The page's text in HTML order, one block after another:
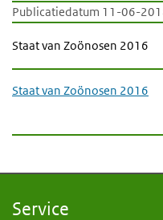
Publicatiedatum 11-06-
Staat van Zoönosen 2016
Staat van Zoönosen 2016
Service